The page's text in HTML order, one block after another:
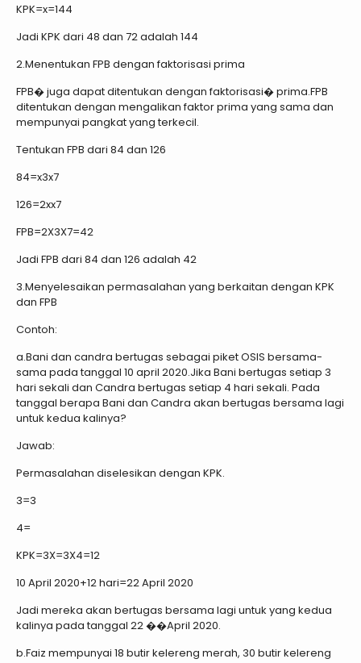
KPK=x=144
Jadi KPK dari 48 dan 72 adalah 144
2.Menentukan FPB dengan faktorisasi prima
FPB� juga dapat ditentukan dengan faktorisasi� prima.FPB
ditentukan dengan mengalikan faktor prima yang sama dan
mempunyai pangkat yang terkecil.
Tentukan FPB dari 84 dan 126
84=x3x7
126=2xx7
FPB=2X3X7=42
Jadi FPB dari 84 dan 126 adalah 42
3.Menyelesaikan permasalahan yang berkaitan dengan KPK
dan FPB
Contoh:
a.Bani dan candra bertugas sebagai piket OSIS bersama-
sama pada tanggal 10 april 2020.Jika Bani bertugas setiap 3
hari sekali dan Candra bertugas setiap 4 hari sekali. Pada
tanggal berapa Bani dan Candra akan bertugas bersama lagi
untuk kedua kalinya?
Jawab:
Permasalahan diselesikan dengan KPK.
3=3
4=
KPK=3X=3X4=12
10 April 2020+12 hari=22 April 2020
Jadi mereka akan bertugas bersama lagi untuk yang kedua
kalinya pada tanggal 22 ��April 2020.
b.Faiz mempunyai 18 butir kelereng merah, 30 butir kelereng